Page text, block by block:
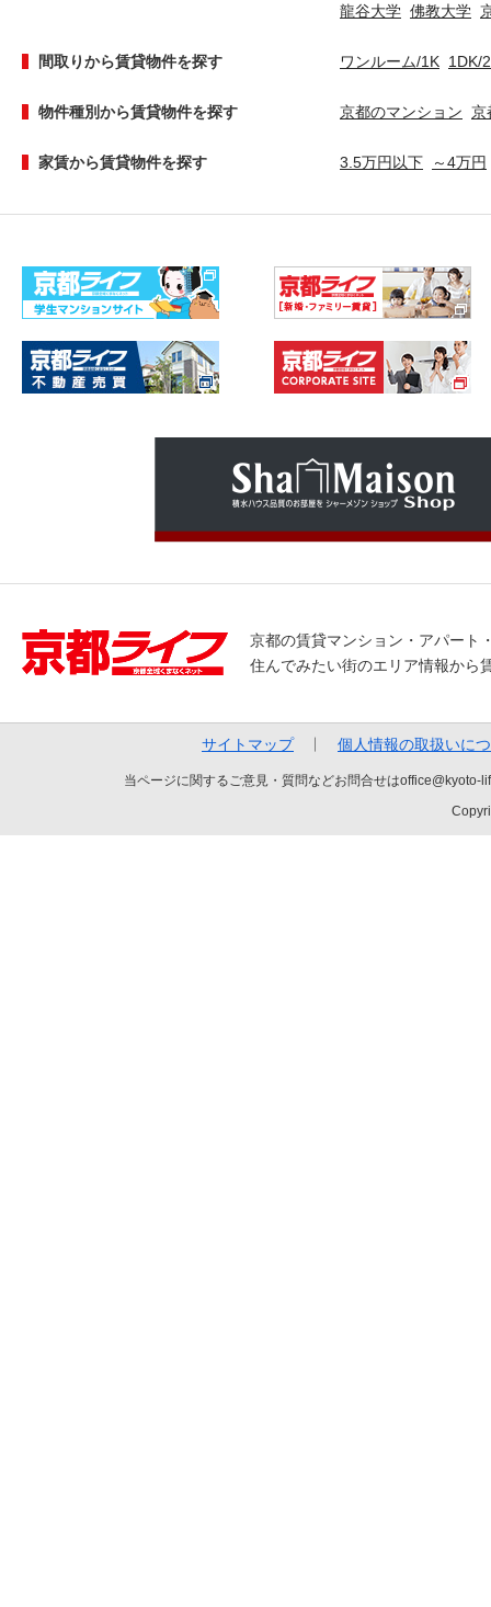
龍谷大学 佛教大学
間取りから賃貸物件を探す ワンルーム/1K 1DK/
物件種別から賃貸物件を探す 京都のマンション 京
家賃から賃貸物件を探す 3.5万円以下 ～4万円
京都の賃貸マンション・アパート
住んでみたい街のエリア情報から
サイトマップ 個人情報の取扱いに
当ページに関するご意見・質問などお問合せは